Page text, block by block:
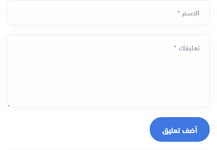
الاسم *
تعليقك *
أضف تعليق